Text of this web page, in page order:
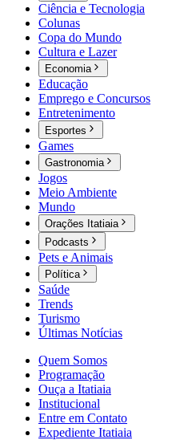
Ciência e Tecnologia
Colunas
Copa do Mundo
Cultura e Lazer
Economia
Educação
Emprego e Concursos
Entretenimento
Esportes
Games
Gastronomia
Jogos
Meio Ambiente
Mundo
Orações Itatiaia
Podcasts
Pets e Animais
Política
Saúde
Trends
Turismo
Últimas Notícias
Quem Somos
Programação
Ouça a Itatiaia
Institucional
Entre em Contato
Expediente Itatiaia